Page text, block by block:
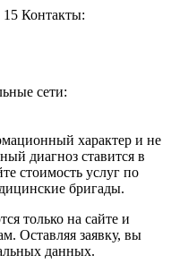
15 Контакты:
сети:
характер и не
диагноз ставится в
стоимость услуг по
бригады.
только на сайте и
Оставляя заявку, вы
данных.